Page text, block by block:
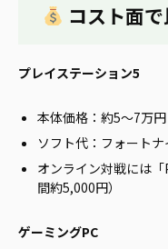
コスト面
プレイステーション5
本体価格：約5〜7万円
ソフト代：フォートナ
オンライン対戦には
間約5,000円）
ゲーミングPC